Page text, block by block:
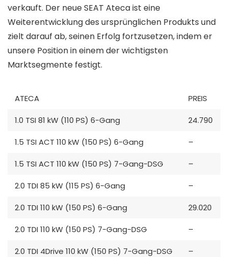
verkauft. Der neue SEAT Ateca ist eine
Weiterentwicklung des ursprünglichen Produkts und
zielt darauf ab, seinen Erfolg fortzusetzen, indem er
unsere Position in einem der wichtigsten
Marktsegmente festigt.
ATECA PREIS
1.0 TSI 81 kW (110 PS) 6-Gang 24.790
1.5 TSI ACT 110 kW (150 PS) 6-Gang –
1.5 TSI ACT 110 kW (150 PS) 7-Gang-DSG –
2.0 TDI 85 kW (115 PS) 6-Gang –
2.0 TDI 110 kW (150 PS) 6-Gang 29.020
2.0 TDI 110 kW (150 PS) 7-Gang-DSG –
2.0 TDI 4Drive 110 kW (150 PS) 7-Gang-DSG –